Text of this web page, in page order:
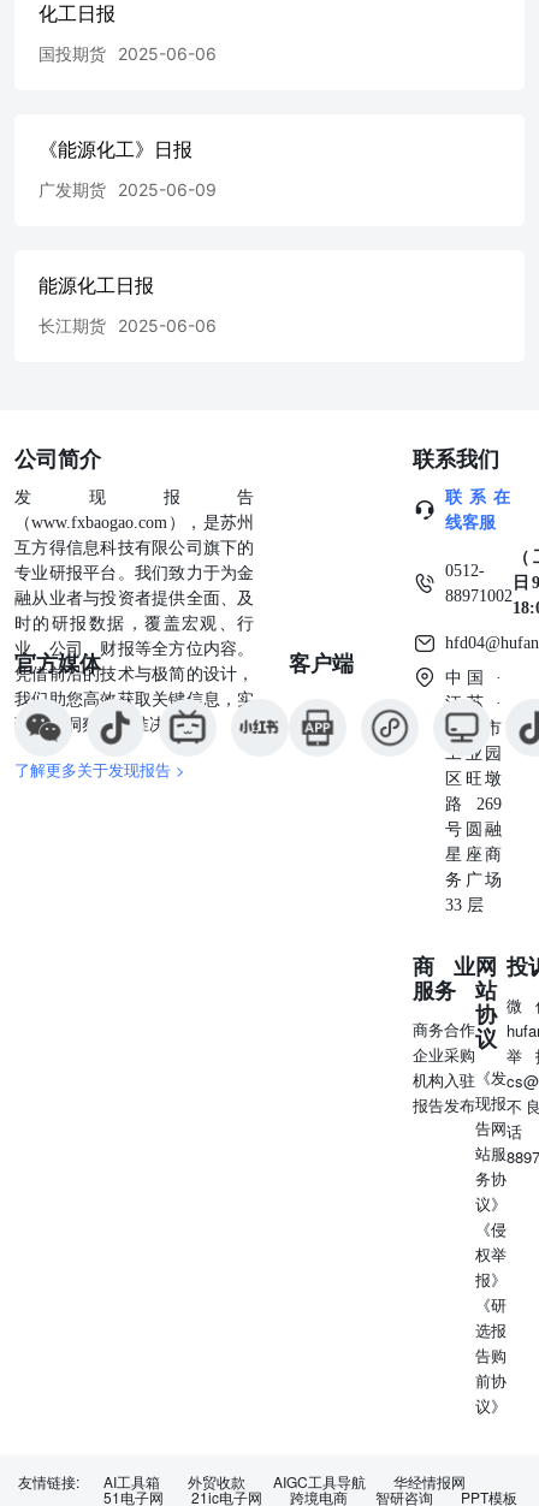
化工日报
国投期货 2025-06-06
《能源化工》日报
广发期货 2025-06-09
能源化工日报
长江期货 2025-06-06
公司简介
发现报告
（www.fxbaogao.com），是苏州
互方得信息科技有限公司旗下的
专业研报平台。我们致力于为金
融从业者与投资者提供全面、及
时的研报数据，覆盖宏观、行
业、公司、财报等全方位内容。
凭借前沿的技术与极简的设计，
我们助您高效获取关键信息，实
现深度洞察与精准决策。
了解更多关于发现报告 >
官方媒体 客户端
联系我们
联系在
线客服
0512-
88971002
日
中国 ·
江苏 ·
苏州市
工业园
区旺墩
路269
号圆融
星座商
务广场
33 层
商业
服务
商务合作
企业采购
机构入驻
报告发布
网
站
协
议
《发
现报
告网
站服
务协
议》
《侵
权举
报》
《研
选报
告购
前协
议》
投
微
举
不
友情链接: AI工具箱 外贸收款 AIGC工具导航 华经情报网
51电子网 21ic电子网 跨境电商 智研咨询 PPT模板